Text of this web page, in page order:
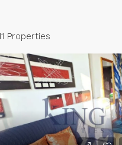
Properties
FOR SALE